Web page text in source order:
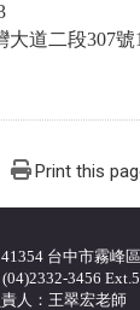
大道二段307號
Print this
台中市霧峰
3456
人：王翠宏老師